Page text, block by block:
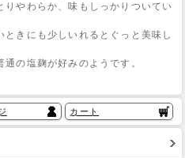
やわらか、味もしっかりついてい
きにも少しいれるとぐっと美味し
の塩麹が好みのようです。
カート